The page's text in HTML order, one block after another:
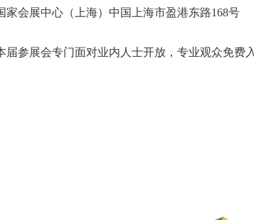
会展中心（上海）中国上海市盈港东路168号
展会专门面对业内人士开放，专业观众免费